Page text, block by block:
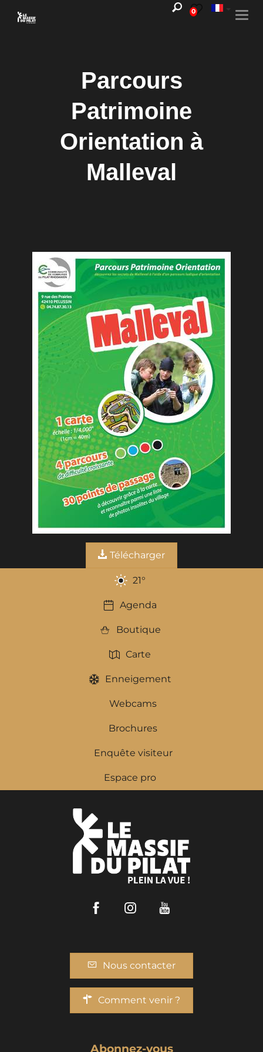
0
Parcours
Patrimoine
Orientation à
Malleval
Télécharger
21°
Agenda
Boutique
Carte
Enneigement
Webcams
Brochures
Enquête visiteur
Espace pro
FacebookInstagram
Nous contacter
Comment venir ?
Abonnez-vous